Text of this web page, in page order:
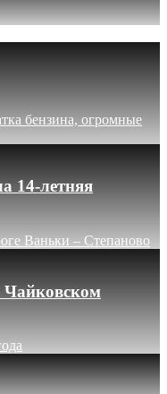
бензина, огромные
14-летняя
Ваньки – Степаново
Чайковском